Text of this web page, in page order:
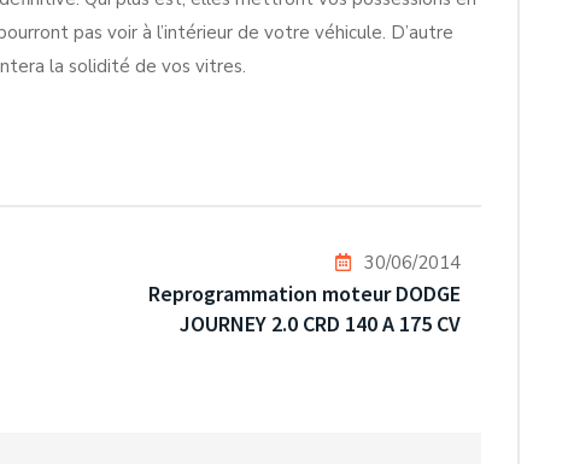
pas voir à l’intérieur de votre véhicule. D’autre
la solidité de vos vitres.
30/06/2014
Reprogrammation moteur DODGE
JOURNEY 2.0 CRD 140 A 175 CV